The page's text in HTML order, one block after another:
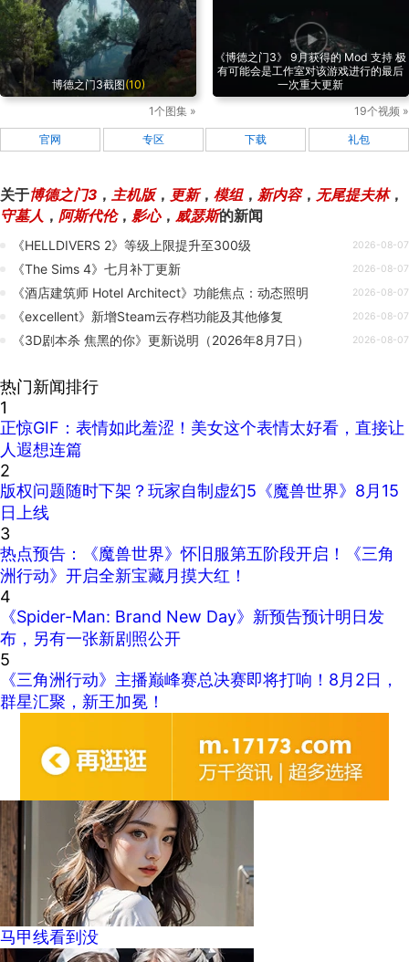
博德之门3截图(10)
1个图集 »
《博德之门3》 9月获得的 Mod 支持 极
有可能会是工作室对该游戏进行的最后
一次重大更新
19个视频 »
官网 专区 下载 礼包
关于博德之门3 ， 主机版， 更新， 模组， 新内容， 无尾提夫林，
守墓人 ， 阿斯代伦， 影心， 威瑟斯的新闻
《HELLDIVERS 2》等级上限提升至300级 2026-08-07
《The Sims 4》七月补丁更新 2026-08-07
《酒店建筑师 Hotel Architect》功能焦点：动态照明 2026-08-07
《excellent》新增Steam云存档功能及其他修复 2026-08-07
《3D剧本杀 焦黑的你》更新说明（2026年8月7日） 2026-08-07
热门新闻排行
1
正惊GIF：表情如此羞涩！美女这个表情太好看，直接让
人遐想连篇
2
版权问题随时下架？玩家自制虚幻5《魔兽世界》8月15
日上线
3
热点预告：《魔兽世界》怀旧服第五阶段开启！《三角
洲行动》开启全新宝藏月摸大红！
4
《Spider-Man: Brand New Day》新预告预计明日发
布，另有一张新剧照公开
5
《三角洲行动》主播巅峰赛总决赛即将打响！8月2日，
群星汇聚，新王加冕！
马甲线看到没